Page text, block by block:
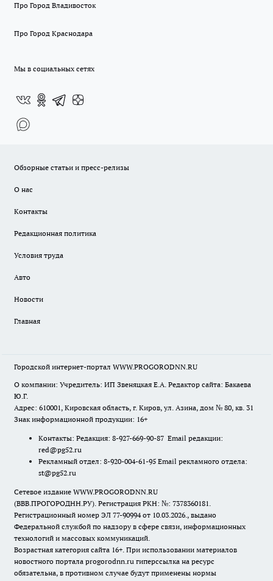
Про Город Владивосток
Про Город Краснодара
Мы в социальных сетях
Обзорные статьи и пресс-релизы
О нас
Контакты
Редакционная политика
Условия труда
Авто
Новости
Главная
Городской интернет-портал WWW.PROGORODNN.RU
О компании: Учредитель: ИП Звеняцкая Е.А. Редактор сайта: Бакаева
Ю.Г.
Адрес: 610001, Кировская область, г. Киров, ул. Азина, дом № 80, кв. 31
Знак информационной продукции: 16+
Контакты: Редакция: 8-927-669-90-87 Email редакции:
red@pg52.ru
Рекламный отдел: 8-920-004-61-95 Email рекламного отдела:
st@pg52.ru
Сетевое издание WWW.PROGORODNN.RU
(ВВВ.ПРОГОРОДНН.РУ). Регистрация РКН: №: 7378360181.
Регистрационный номер ЭЛ 77-90994 от 10.03.2026., выдано
Федеральной службой по надзору в сфере связи, информационных
технологий и массовых коммуникаций.
Возрастная категория сайта 16+. При использовании материалов
новостного портала progorodnn.ru гиперссылка на ресурс
обязательна, в противном случае будут применены нормы